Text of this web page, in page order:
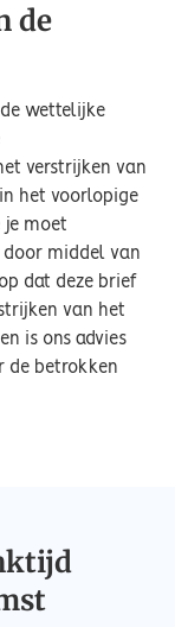
de
wettelijke
verstrijken van
het voorlopige
je moet
door middel van
dat deze brief
van het
is ons advies
de betrokken